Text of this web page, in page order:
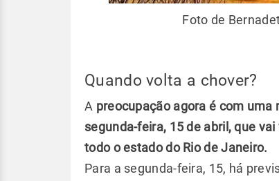
Foto de
Quando volta a chover?
A preocupação agora é com
segunda-feira, 15 de abril, que
todo o estado do Rio de Janeiro.
Para a segunda-feira, 15, há